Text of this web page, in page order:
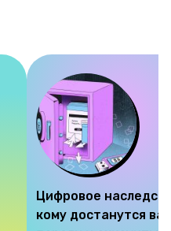
Цифровое
кому достанутся